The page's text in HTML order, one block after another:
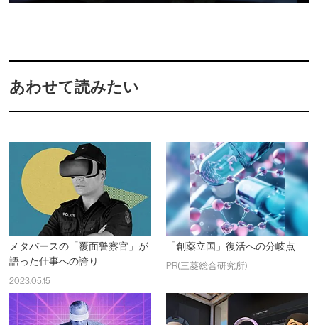
あわせて読みたい
メタバースの「覆面警察官」が
語った仕事への誇り
2023.05.15
「創薬立国」復活への分岐点
PR(三菱総合研究所)